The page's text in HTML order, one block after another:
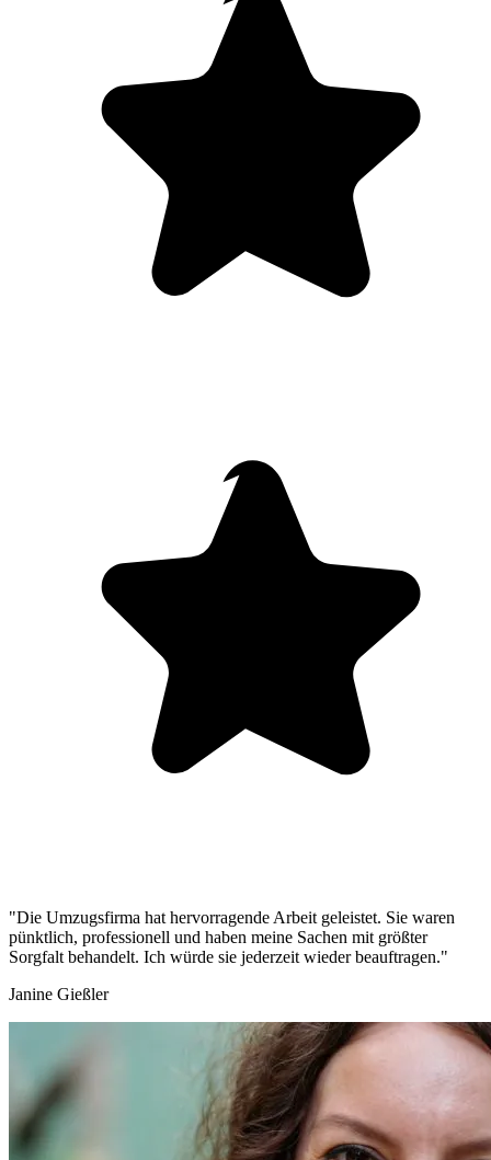
"Die Umzugsfirma hat hervorragende Arbeit geleistet. Sie waren
pünktlich, professionell und haben meine Sachen mit größter
Sorgfalt behandelt. Ich würde sie jederzeit wieder beauftragen."
Janine Gießler